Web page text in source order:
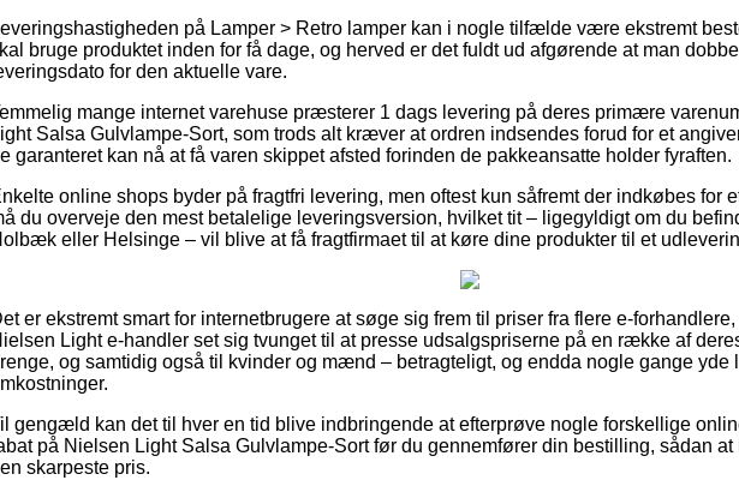
på Lamper > Retro lamper kan i nogle tilfælde være ekstremt
bruge produktet inden for få dage, og herved er det fuldt ud afgørende at man
for den aktuelle vare.
mange internet varehuse præsterer 1 dags levering på deres primære
Salsa Gulvlampe-Sort, som trods alt kræver at ordren indsendes forud for et
garanteret kan nå at få varen skippet afsted forinden de pakkeansatte holder fyraften.
online shops byder på fragtfri levering, men oftest kun såfremt der indkøbes for
du overveje den mest betalelige leveringsversion, hvilket tit – ligegyldigt om du
eller Helsinge – vil blive at få fragtfirmaet til at køre dine produkter til et
er ekstremt smart for internetbrugere at søge sig frem til priser fra flere e-
Light e-handler set sig tvunget til at presse udsalgspriserne på en række af
og samtidig også til kvinder og mænd – betragteligt, og endda nogle gange yde
gengæld kan det til hver en tid blive indbringende at efterprøve nogle forskellige
på Nielsen Light Salsa Gulvlampe-Sort før du gennemfører din bestilling, sådan at
skarpeste pris.